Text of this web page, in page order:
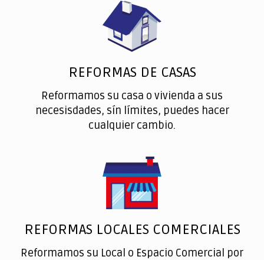
REFORMAS DE CASAS
Reformamos su casa o vivienda a sus
necesisdades, sín límites, puedes hacer
cualquier cambio.
REFORMAS LOCALES COMERCIALES
Reformamos su Local o Espacio Comercial por